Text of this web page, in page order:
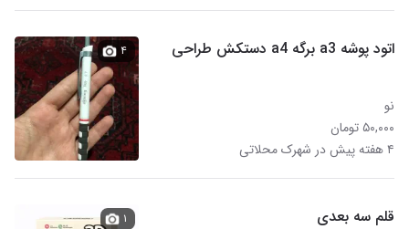
اتود پوشه a3 برگه a4 دستکش طراحی
نو
۵۰,۰۰۰ تومان
۴ هفته پیش در شهرک محلاتی
۴
قلم سه بعدی ۱